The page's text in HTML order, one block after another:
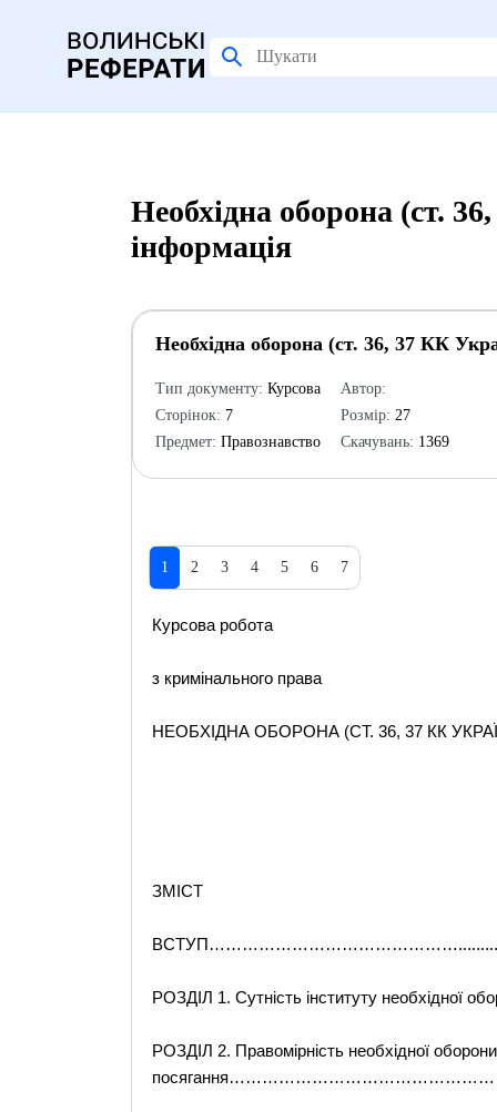
Необхідна оборона (ст.
інформація
Необхідна оборона (ст. 36, 37 КК
Тип документу: Курсова
Сторінок: 7
Предмет: Правознавство
Автор:
Розмір: 27
Скачувань: 1369
1 2 3 4 5 6 7
Курсова робота
з кримінального права
НЕОБХІДНА ОБОРОНА (СТ. 36, 37 КК
ЗМІСТ
РОЗДІЛ 1. Сутність інституту
РОЗДІЛ 2. Правомірність необхідної